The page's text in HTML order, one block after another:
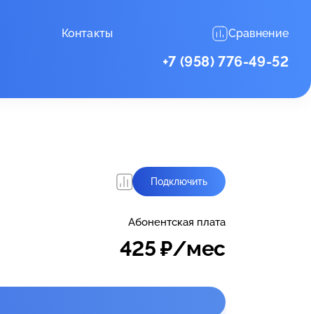
Контакты Сравнение
+7 (958) 776-49-52
Подключить
Абонентская плата
425 ₽/мес